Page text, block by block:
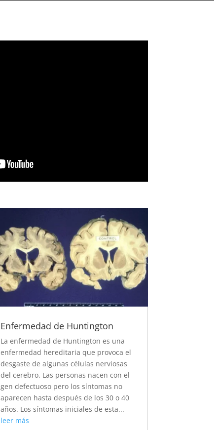
Enfermedad de Huntington
La enfermedad de Huntington es una
enfermedad hereditaria que provoca el
desgaste de algunas células nerviosas
del cerebro. Las personas nacen con el
gen defectuoso pero los síntomas no
aparecen hasta después de los 30 o 40
años. Los síntomas iniciales de esta...
leer más